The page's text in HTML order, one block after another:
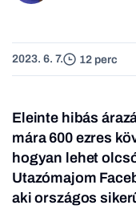
2023. 6. 7. 12 perc
Eleinte hibás
mára 600 ezres
hogyan lehet
Utazómajom
aki országos